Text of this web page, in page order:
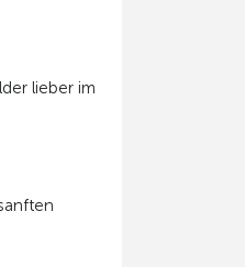
lieber im